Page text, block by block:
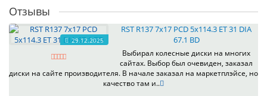
Отзывы
29.12.2025
RST R137 7x17 PCD 5x114.3 ET 31 DIA
67.1 BD
Выбирал колесные диски на многих
сайтах. Выбор был очевиден, заказал
диски на сайте производителя. В начале заказал на маркетплэйсе, но
качество там и..